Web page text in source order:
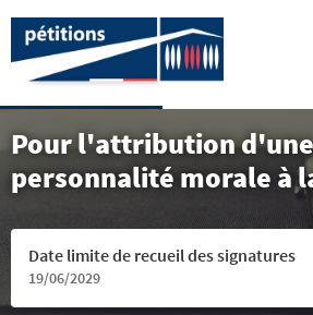
Pour l'attribution d'une
personnalité morale à
Date limite de recueil des signatures
19/06/2029